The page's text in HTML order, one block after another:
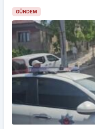
GÜNDEM